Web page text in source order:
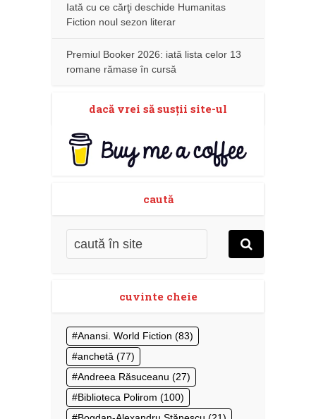
Iată cu ce cărţi deschide Humanitas
Fiction noul sezon literar
Premiul Booker 2026: iată lista celor 13
romane rămase în cursă
dacă vrei să susţii site-ul
caută
cuvinte cheie
Anansi. World Fiction (83)
anchetă (77)
Andreea Răsuceanu (27)
Biblioteca Polirom (100)